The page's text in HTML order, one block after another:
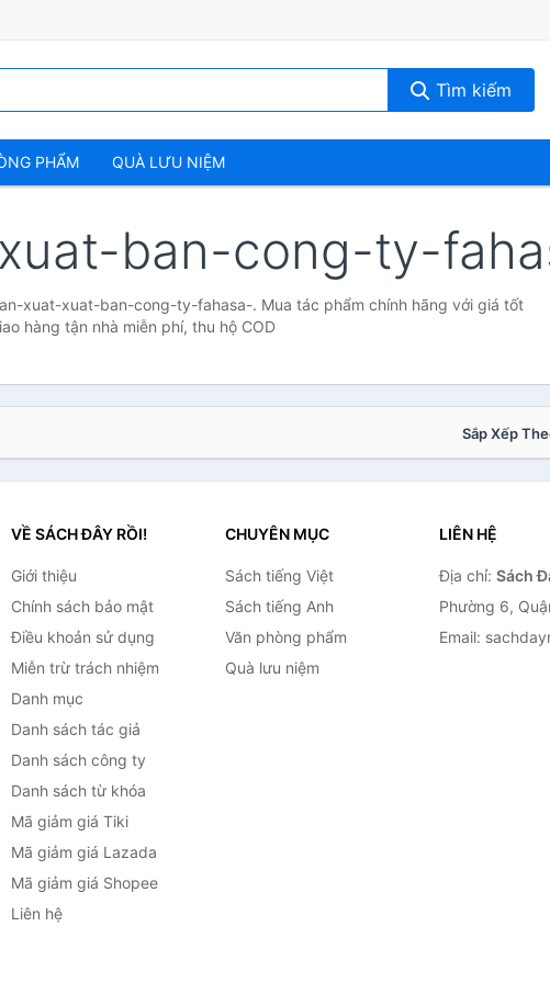
Tìm kiếm
PHẨM QUÀ LƯU NIỆM
ban-cong-ty-
xuat-xuat-ban-cong-ty-fahasa-. Mua tác phẩm chính hãng với giá tốt
hàng tận nhà miễn phí, thu hộ COD
Sắp Xếp
VỀ SÁCH ĐÂY RỒI!
Giới thiệu
Chính sách bảo mật
Điều khoản sử dụng
Miễn trừ trách nhiệm
Danh mục
Danh sách tác giả
Danh sách công ty
Danh sách từ khóa
Mã giảm giá Tiki
Mã giảm giá Lazada
Mã giảm giá Shopee
Liên hệ
CHUYÊN MỤC
Sách tiếng Việt
Sách tiếng Anh
Văn phòng phẩm
Quà lưu niệm
LIÊN HỆ
Địa chỉ: Sách
Phường 6,
Email: